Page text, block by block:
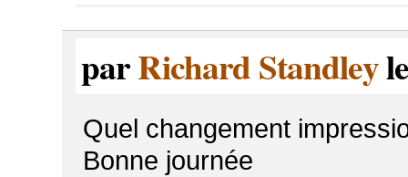
parRichard Standley
Quel changement
Bonne journée